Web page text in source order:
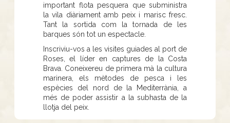
important flota pesquera que subministra
la vila diàriament amb peix i marisc fresc.
Tant la sortida com la tornada de les
barques són tot un espectacle.
Inscriviu-vos a les visites guiades al port de
Roses, el líder en captures de la Costa
Brava. Coneixereu de primera mà la cultura
marinera, els mètodes de pesca i les
espècies del nord de la Mediterrània, a
més de poder assistir a la subhasta de la
llotja del peix.